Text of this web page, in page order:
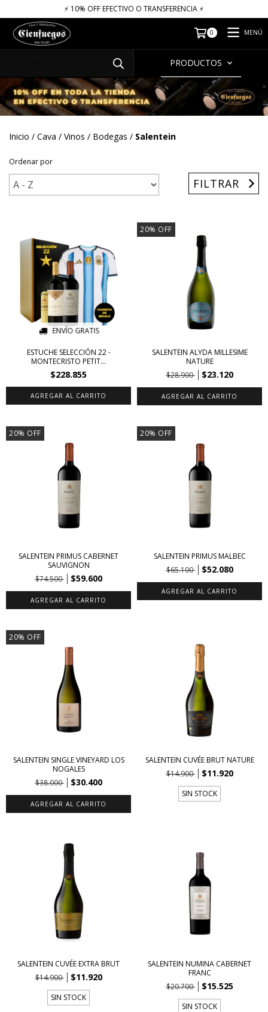
⚡​​​ 10% OFF EFECTIVO O TRANSFERENCIA ⚡​
0 MENÚ
PRODUCTOS
Inicio / Cava / Vinos / Bodegas / Salentein
Ordenar por
FILTRAR
ENVÍO GRATIS
ESTUCHE SELECCIÓN 22 -
MONTECRISTO PETIT...
$228.855
20% OFF
SALENTEIN ALYDA MILLESIME
NATURE
$28.900
$23.120
20% OFF
SALENTEIN PRIMUS CABERNET
SAUVIGNON
$74.500
$59.600
20% OFF
SALENTEIN PRIMUS MALBEC
$65.100
$52.080
20% OFF
SALENTEIN SINGLE VINEYARD LOS
NOGALES
$38.000
$30.400
SALENTEIN CUVÉE BRUT NATURE
$14.900
$11.920
SIN STOCK
SALENTEIN CUVÉE EXTRA BRUT
$14.900
$11.920
SIN STOCK
SALENTEIN NUMINA CABERNET
FRANC
$20.700
$15.525
SIN STOCK